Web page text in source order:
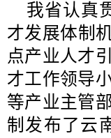
我省认真
才发展体制
点产业人才
才工作领导
等产业主管
制发布了云